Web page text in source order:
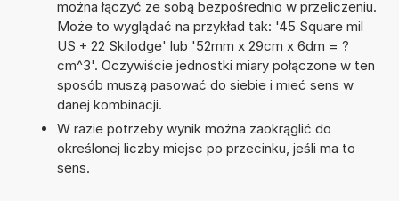
można łączyć ze sobą bezpośrednio w przeliczeniu.
Może to wyglądać na przykład tak: '45 Square mil
US + 22 Skilodge' lub '52mm x 29cm x 6dm = ?
cm^3'. Oczywiście jednostki miary połączone w ten
sposób muszą pasować do siebie i mieć sens w
danej kombinacji.
W razie potrzeby wynik można zaokrąglić do
określonej liczby miejsc po przecinku, jeśli ma to
sens.